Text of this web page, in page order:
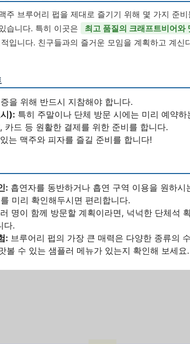
주 브루어리 펍을 제대로 즐기기 위해 몇 가지 준
습니다. 특히 이곳은
최고 품질의 크래프트비어와
입니다. 친구들과의 즐거운 모임을 계획하고 계신
을 위해 반드시 지참해야 합니다.
): 특히 주말이나 단체 방문 시에는 미리 예약
카드 등 원활한 결제를 위한 준비를 합니다.
는 맥주와 피자를 즐길 준비를 합니다!
: 흡연자를 동반하거나 흡연 구역 이용을 원하시
미리 확인해두시면 편리합니다.
명이 함께 방문할 계획이라면, 넉넉한 단체석
다.
: 브루어리 펍의 가장 큰 매력은 다양한 종류의
볼 수 있는 샘플러 메뉴가 있는지 확인해 보세요.